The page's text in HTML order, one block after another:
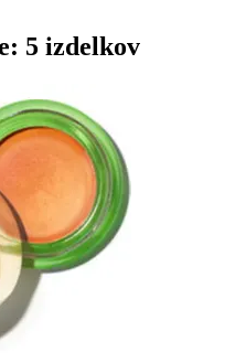
5 izdelkov